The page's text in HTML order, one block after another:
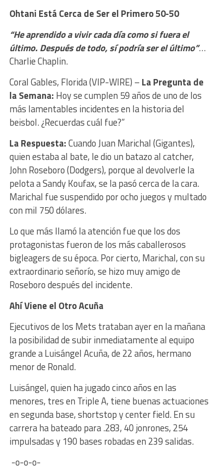
Ohtani Está Cerca de Ser el Primero 50-50
“He aprendido a vivir cada día como si fuera el
último. Después de todo, sí podría ser el último”…
Charlie Chaplin.
Coral Gables, Florida (VIP-WIRE) – La Pregunta de
la Semana: Hoy se cumplen 59 años de uno de los
más lamentables incidentes en la historia del
beisbol. ¿Recuerdas cuál fue?”
La Respuesta:Cuando Juan Marichal (Gigantes),
quien estaba al bate, le dio un batazo al catcher,
John Roseboro (Dodgers), porque al devolverle la
pelota a Sandy Koufax, se la pasó cerca de la cara.
Marichal fue suspendido por ocho juegos y multado
con mil 750 dólares.
Lo que más llamó la atención fue que los dos
protagonistas fueron de los más caballerosos
bigleagers de su época. Por cierto, Marichal, con su
extraordinario señorío, se hizo muy amigo de
Roseboro después del incidente.
Ahí Viene el Otro Acuña
Ejecutivos de los Mets trataban ayer en la mañana
la posibilidad de subir inmediatamente al equipo
grande a Luisángel Acuña, de 22 años, hermano
menor de Ronald.
Luisángel, quien ha jugado cinco años en las
menores, tres en Triple A, tiene buenas actuaciones
en segunda base, shortstop y center field. En su
carrera ha bateado para .283, 40 jonrones, 254
impulsadas y 190 bases robadas en 239 salidas.
-o-o-o-